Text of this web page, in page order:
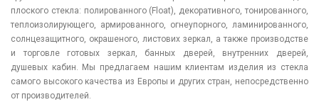
плоского стекла: полированного (Float), декоративного, тонированного,
теплоизолирующего, армированного, огнеупорного, ламинированного,
солнцезащитного, окрашеного, листових зеркал, а также производстве
и торговле готовых зеркал, банных дверей, внутренних дверей,
душевых кабин. Мы предлагаем нашим клиентам изделия из стекла
самого высокого качества из Европы и других стран, непосредственно
от производителей.